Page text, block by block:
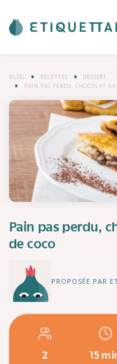
BLOG RECETTES
DESSERT
PAIN PAS PERDU, CHOCOLAT
Pain pas perdu,
de coco
PROPOSÉE PAR
2 15